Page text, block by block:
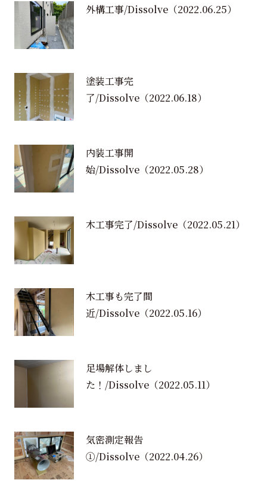
外構工事/Dissolve（2022.06.25）
塗装工事完
了/Dissolve（2022.06.18）
内装工事開
始/Dissolve（2022.05.28）
木工事完了/Dissolve（2022.05.21）
木工事も完了間
近/Dissolve（2022.05.16）
足場解体しまし
た！/Dissolve（2022.05.11）
気密測定報告
①/Dissolve（2022.04.26）